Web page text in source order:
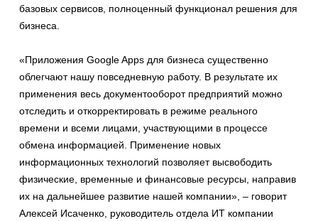
базовых сервисов, полноценный функционал решения для
бизнеса.
«Приложения Google Apps для бизнеса существенно
облегчают нашу повседневную работу. В результате их
применения весь документооборот предприятий можно
отследить и откорректировать в режиме реального
времени и всеми лицами, участвующими в процессе
обмена информацией. Применение новых
информационных технологий позволяет высвободить
физические, временные и финансовые ресурсы, направив
их на дальнейшее развитие нашей компании», – говорит
Алексей Исаченко, руководитель отдела ИТ компании